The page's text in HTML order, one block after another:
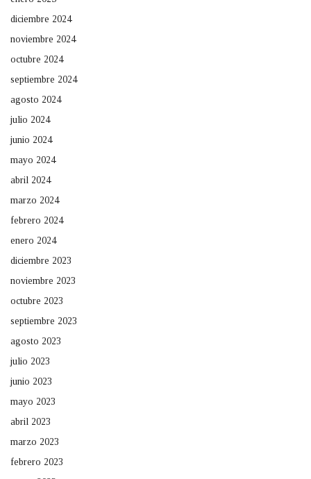
diciembre 2024
noviembre 2024
octubre 2024
septiembre 2024
agosto 2024
julio 2024
junio 2024
mayo 2024
abril 2024
marzo 2024
febrero 2024
enero 2024
diciembre 2023
noviembre 2023
octubre 2023
septiembre 2023
agosto 2023
julio 2023
junio 2023
mayo 2023
abril 2023
marzo 2023
febrero 2023